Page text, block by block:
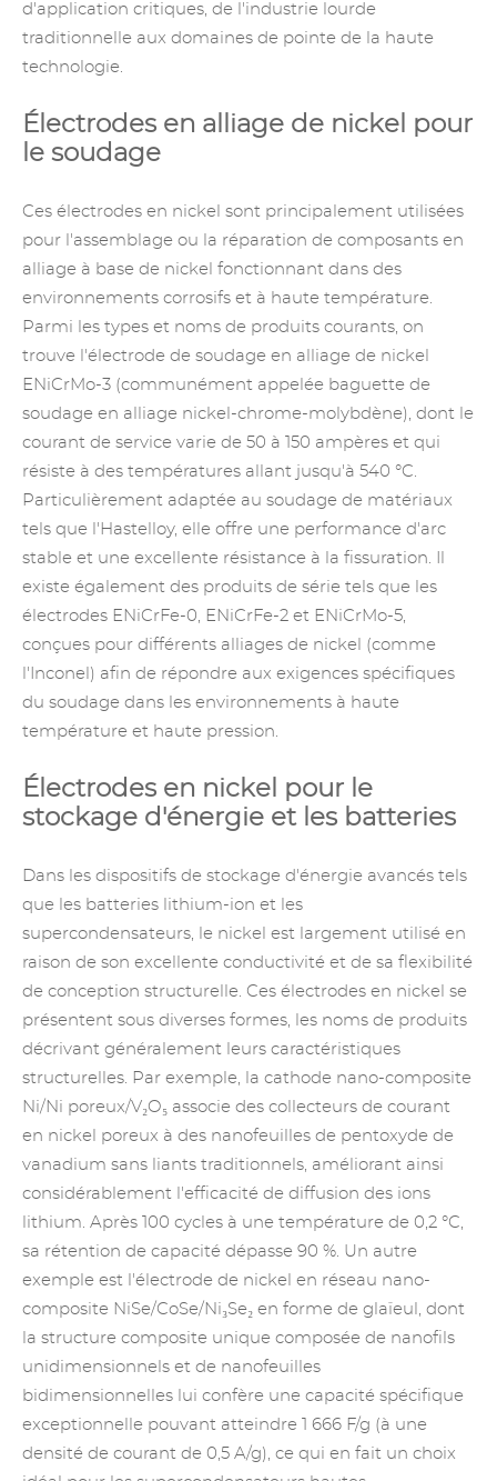
d'application critiques, de l'industrie lourde
traditionnelle aux domaines de pointe de la haute
technologie.
Électrodes en alliage de nickel pour
le soudage
Ces électrodes en nickel sont principalement utilisées
pour l'assemblage ou la réparation de composants en
alliage à base de nickel fonctionnant dans des
environnements corrosifs et à haute température.
Parmi les types et noms de produits courants, on
trouve l'électrode de soudage en alliage de nickel
ENiCrMo-3 (communément appelée baguette de
soudage en alliage nickel-chrome-molybdène), dont le
courant de service varie de 50 à 150 ampères et qui
résiste à des températures allant jusqu'à 540 °C.
Particulièrement adaptée au soudage de matériaux
tels que l'Hastelloy, elle offre une performance d'arc
stable et une excellente résistance à la fissuration. Il
existe également des produits de série tels que les
électrodes ENiCrFe-0, ENiCrFe-2 et ENiCrMo-5,
conçues pour différents alliages de nickel (comme
l'Inconel) afin de répondre aux exigences spécifiques
du soudage dans les environnements à haute
température et haute pression.
Électrodes en nickel pour le
stockage d'énergie et les batteries
Dans les dispositifs de stockage d'énergie avancés tels
que les batteries lithium-ion et les
supercondensateurs, le nickel est largement utilisé en
raison de son excellente conductivité et de sa flexibilité
de conception structurelle. Ces électrodes en nickel se
présentent sous diverses formes, les noms de produits
décrivant généralement leurs caractéristiques
structurelles. Par exemple, la cathode nano-composite
Ni/Ni poreux/V₂O₅ associe des collecteurs de courant
en nickel poreux à des nanofeuilles de pentoxyde de
vanadium sans liants traditionnels, améliorant ainsi
considérablement l'efficacité de diffusion des ions
lithium. Après 100 cycles à une température de 0,2 °C,
sa rétention de capacité dépasse 90 %. Un autre
exemple est l'électrode de nickel en réseau nano-
composite NiSe/CoSe/Ni₃Se₂ en forme de glaïeul, dont
la structure composite unique composée de nanofils
unidimensionnels et de nanofeuilles
bidimensionnelles lui confère une capacité spécifique
exceptionnelle pouvant atteindre 1 666 F/g (à une
densité de courant de 0,5 A/g), ce qui en fait un choix